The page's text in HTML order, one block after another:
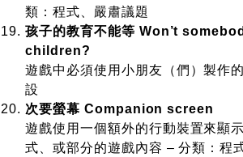
類：程式、嚴肅議題
孩子的教育不能等 Won’t
children?
遊戲中必須使用小朋友（們）製作
設
次要螢幕 Companion screen
遊戲使用一個額外的行動裝置來顯
式、或部分的遊戲內容 – 分類：程